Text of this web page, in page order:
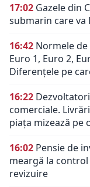
17:02 Gazele din
submarin care va
16:42 Normele de
Euro 1, Euro 2,
Diferențele pe
16:22
comerciale.
piața mizează pe
16:02 Pensie de
meargă la
revizuire